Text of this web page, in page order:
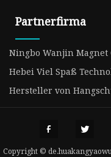
Partnerfirma
Ningbo Wanjin Magnet
Hebei Viel Spaß
Hersteller von
Copyright ©